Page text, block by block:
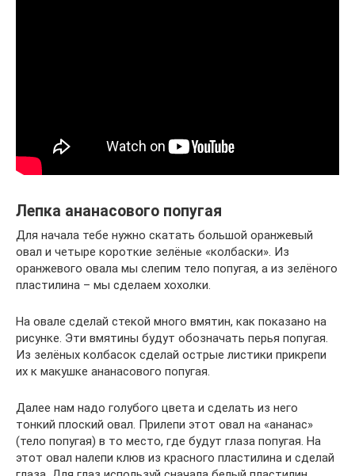
Лепка ананасового попугая
Для начала тебе нужно скатать большой оранжевый
овал и четыре короткие зелёные «колбаски». Из
оранжевого овала мы слепим тело попугая, а из зелёного
пластилина – мы сделаем хохолки.
На овале сделай стекой много вмятин, как показано на
рисунке. Эти вмятины будут обозначать перья попугая.
Из зелёных колбасок сделай острые листики прикрепи
их к макушке ананасового попугая.
Далее нам надо голубого цвета и сделать из него
тонкий плоский овал. Прилепи этот овал на «ананас»
(тело попугая) в то место, где будут глаза попугая. На
этот овал налепи клюв из красного пластилина и сделай